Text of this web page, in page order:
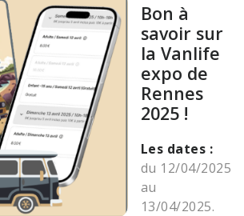
Bon à
savoir sur
la Vanlife
expo de
Rennes
2025 !
Les dates :
du 12/04/2025
au
13/04/2025.